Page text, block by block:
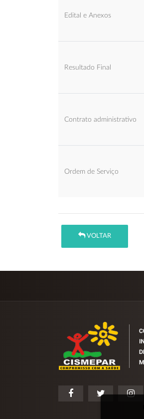
Edital e Anexos
Resultado Final
Contrato administrativo
Ordem de Serviço
VOLTAR